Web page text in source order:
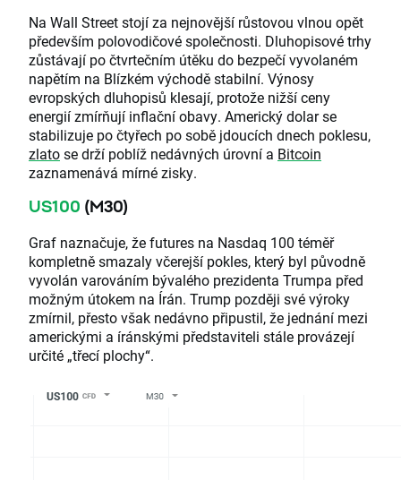
Na Wall Street stojí za nejnovější růstovou vlnou opět
především polovodičové společnosti. Dluhopisové trhy
zůstávají po čtvrtečním útěku do bezpečí vyvolaném
napětím na Blízkém východě stabilní. Výnosy
evropských dluhopisů klesají, protože nižší ceny
energií zmírňují inflační obavy. Americký dolar se
stabilizuje po čtyřech po sobě jdoucích dnech poklesu,
zlatose drží poblíž nedávných úrovní a Bitcoin
zaznamenává mírné zisky.
US100 (M30)
Graf naznačuje, že futures na Nasdaq 100 téměř
kompletně smazaly včerejší pokles, který byl původně
vyvolán varováním bývalého prezidenta Trumpa před
možným útokem na Írán. Trump později své výroky
zmírnil, přesto však nedávno připustil, že jednání mezi
americkými a íránskými představiteli stále provázejí
určité „třecí plochy“.